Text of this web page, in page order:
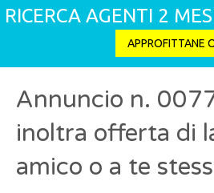
RICERCA AGENTI 2
APPROFITTANE
Annuncio n.
inoltra offerta di
amico o a te